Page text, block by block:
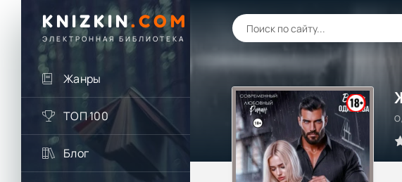
KNIZKIN. COM
ЭЛЕКТРОННАЯ БИБЛИОТЕКА
Жанры
ТОП 100
Блог